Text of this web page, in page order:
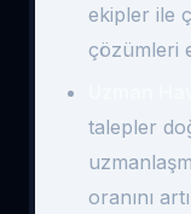
ekipler ile
çözümleri
talepler
oranını